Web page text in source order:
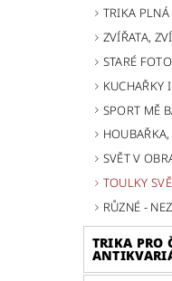
TRIKA PLNÁ
ZVÍŘATA,
STARÉ
KUCHAŘKY
SPORT MĚ
SVĚT V
TOULKY
RŮZNÉ -
TRIKA PRO